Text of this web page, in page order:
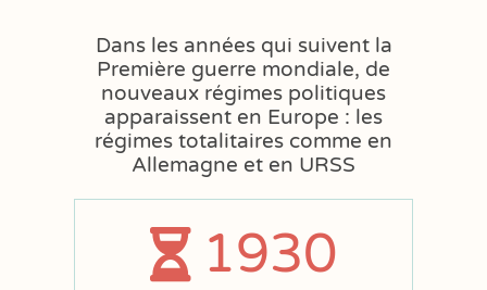
Dans les années qui suivent la
Première guerre mondiale, de
nouveaux régimes politiques
apparaissent en Europe : les
régimes totalitaires comme en
Allemagne et en URSS
1930